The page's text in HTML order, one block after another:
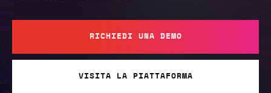
RICHIEDI UNA DEMO
VISITA LA PIATTAFORMA